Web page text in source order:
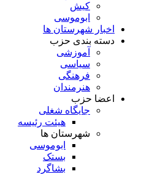
کیش
ابوموسی
اخبار شهرستان ها
دسته بندی حزب
آموزشی
سیاسی
فرهنگی
هنرمندان
اعضا حزب
جایگاه شغلی
هیئت رئیسه
شهرستان ها
ابوموسی
بستک
بشاگرد